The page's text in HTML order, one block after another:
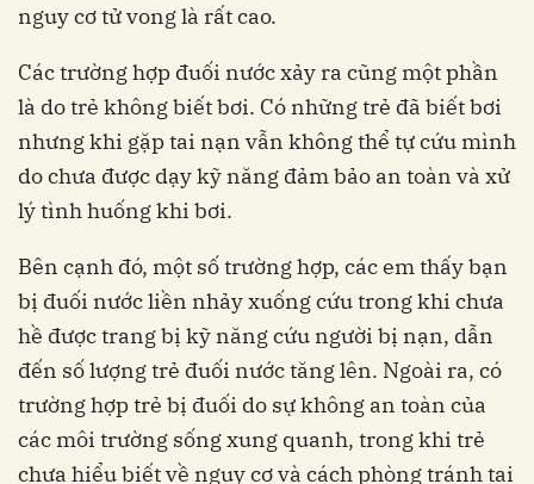
nguy cơ tử vong là rất cao.
Các trường hợp đuối nước xảy ra cũng một phần
là do trẻ không biết bơi. Có những trẻ đã biết bơi
nhưng khi gặp tai nạn vẫn không thể tự cứu mình
do chưa được dạy kỹ năng đảm bảo an toàn và xử
lý tình huống khi bơi.
Bên cạnh đó, một số trường hợp, các em thấy bạn
bị đuối nước liền nhảy xuống cứu trong khi chưa
hề được trang bị kỹ năng cứu người bị nạn, dẫn
đến số lượng trẻ đuối nước tăng lên. Ngoài ra, có
trường hợp trẻ bị đuối do sự không an toàn của
các môi trường sống xung quanh, trong khi trẻ
chưa hiểu biết về nguy cơ và cách phòng tránh tai